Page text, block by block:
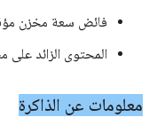
فائض سعة مخزن
المحتوى الزائد على
معلومات عن الذاكرة